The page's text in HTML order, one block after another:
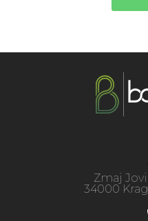
Zmaj
34000